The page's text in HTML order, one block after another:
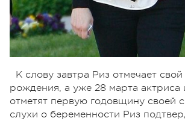
К слову завтра Риз отмечает
рождения, а уже 28 марта актриса
отметят первую годовщину своей
слухи о беременности Риз